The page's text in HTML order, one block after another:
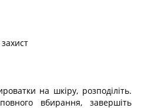
на шкіру, розподіліть.
вбирання, завершіть